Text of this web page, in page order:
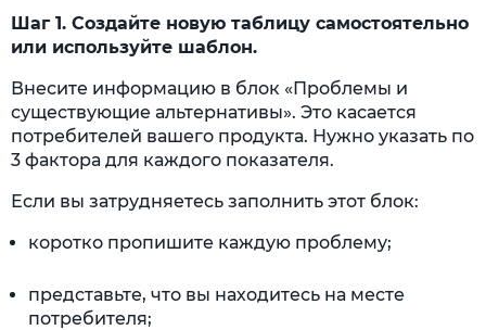
Шаг 1. Создайте новую таблицу самостоятельно
или используйте шаблон.
Внесите информацию в блок «Проблемы и
существующие альтернативы». Это касается
потребителей вашего продукта. Нужно указать по
3 фактора для каждого показателя.
Если вы затрудняетесь заполнить этот блок:
коротко пропишите каждую проблему;
представьте, что вы находитесь на месте
потребителя;